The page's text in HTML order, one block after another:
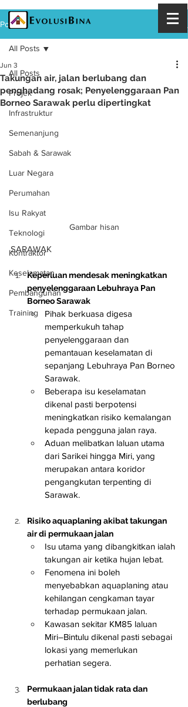
Post
All Posts
Projek
Infrastruktur
Semenanjung
Sabah & Sarawak
Luar Negara
Perumahan
Isu Rakyat
Teknologi
Kontraktor
Keselamatan
Pembangunan
Training
All Posts
Takungan air, jalan berlubang dan
penghadang rosak; Penyelenggaraan Pan
Borneo Sarawak perlu dipertingkat
Jun 3
Gambar hisan
SARAWAK
Keperluan mendesak meningkatkan
penyelenggaraan Lebuhraya Pan
Borneo Sarawak
Pihak berkuasa digesa
memperkukuh tahap
penyelenggaraan dan
pemantauan keselamatan di
sepanjang Lebuhraya Pan Borneo
Sarawak.
Beberapa isu keselamatan
dikenal pasti berpotensi
meningkatkan risiko kemalangan
kepada pengguna jalan raya.
Aduan melibatkan laluan utama
dari Sarikei hingga Miri, yang
merupakan antara koridor
pengangkutan terpenting di
Sarawak.
Risiko aquaplaning akibat takungan
air di permukaan jalan
Isu utama yang dibangkitkan ialah
takungan air ketika hujan lebat.
Fenomena ini boleh
menyebabkan aquaplaning atau
kehilangan cengkaman tayar
terhadap permukaan jalan.
Kawasan sekitar KM85 laluan
Miri–Bintulu dikenal pasti sebagai
lokasi yang memerlukan
perhatian segera.
Permukaan jalan tidak rata dan
berlubang